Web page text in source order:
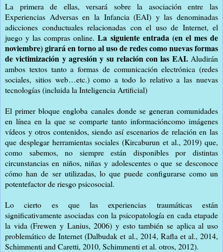
La primera de ellas, versará sobre la asociación entre las
Experiencias Adversas en la Infancia (EAI) y las denominadas
adicciones conductuales relacionadas con el uso de Internet, el
juego y las compras online.La siguiente entrada (en el mes de
noviembre) girará en torno al uso de redes como nuevas formas
de victimización y agresión y su relación con las EAI. Aludirán
ambos textos tanto a formas de comunicación electrónica (redes
sociales, sitios web…etc.) como a todo lo relativo a las nuevas
tecnologías (incluida la Inteligencia Artificial)
El primer bloque engloba canales donde se generan comunidades
en línea en la que se comparte tanto informacióncomo imágenes
vídeos y otros contenidos, siendo así escenarios de relación en las
que desplegar herramientas sociales (Kircaburun et al., 2019) que,
como sabemos, no siempre están disponibles por distintas
circunstancias en niños, niñas y adolescentes o que se desconoce
cómo han de ser utilizadas, lo que puede configurarse como un
potentefactor de riesgo psicosocial.
Lo cierto es que las experiencias traumáticas están
significativamente asociadas con la psicopatología en cada etapade
la vida (Frewen y Lanius, 2006) y esto también se aplica al uso
problemático de Internet (Dalbudak et al., 2014, Rafla et al., 2014,
Schimmenti and Caretti, 2010, Schimmenti et al. otros, 2012).